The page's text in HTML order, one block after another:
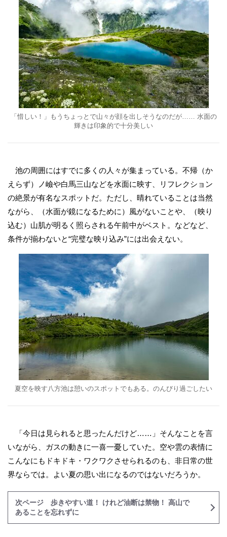
「惜しい！」もうちょっとで山々が顔を出しそうなのだが…… 水面の
輝きは印象的で十分美しい
池の周囲にはすでに多くの人々が集まっている。不帰（か
えらず）ノ嶮や白馬三山などを水面に映す、リフレクション
の絶景が有名なスポットだ。ただし、晴れていることは当然
ながら、（水面が鏡になるために）風がないことや、（映り
込む）山肌が明るく照らされる午前中がベスト。などなど、
条件が揃わないと“完璧な映り込み”には出会えない。
夏空を映す八方池は憩いのスポットでもある。のんびり過ごしたい
「今日は見られると思ったんだけど……」そんなことを言
いながら、ガスの動きに一喜一憂していた。空や雲の表情に
こんなにもドキドキ・ワクワクさせられるのも、非日常の世
界ならでは。よい夏の思い出になるのではないだろうか。
次ページ 歩きやすい道！ けれど油断は禁物！ 高山で
あることを忘れずに